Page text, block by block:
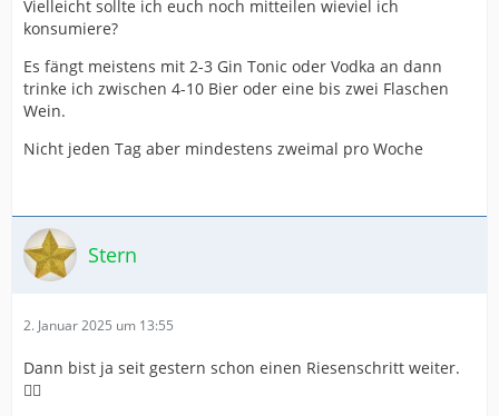
Vielleicht sollte ich euch noch mitteilen wieviel ich
konsumiere?
Es fängt meistens mit 2-3 Gin Tonic oder Vodka an dann
trinke ich zwischen 4-10 Bier oder eine bis zwei Flaschen
Wein.
Nicht jeden Tag aber mindestens zweimal pro Woche
Stern
2. Januar 2025 um 13:55
Dann bist ja seit gestern schon einen Riesenschritt weiter.
👍🏻